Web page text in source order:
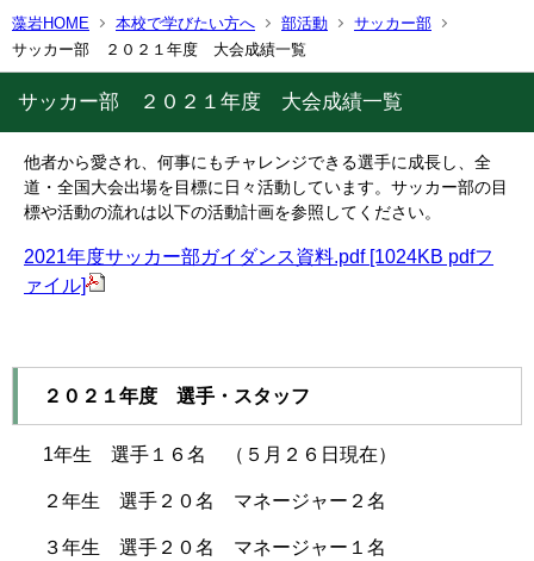
藻岩HOME 本校で学びたい方へ 部活動
サッカー部
サッカー部 ２０２１年度 大会成績一覧
サッカー部 ２０２１年度 大会成績一覧
他者から愛され、何事にもチャレンジできる選手に成長し、全
道・全国大会出場を目標に日々活動しています。サッカー部の目
標や活動の流れは以下の活動計画を参照してください。
2021年度サッカー部ガイダンス資料.pdf [1024KB pdfフ
ァイル]
２０２１年度 選手・スタッフ
1年生 選手１６名 （５月２６日現在）
２年生 選手２０名 マネージャー２名
３年生 選手２０名 マネージャー１名